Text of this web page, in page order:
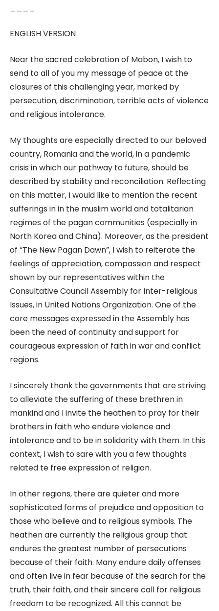
ENGLISH VERSION
Near the sacred celebration of Mabon, I wish to
send to all of you my message of peace at the
closures of this challenging year, marked by
persecution, discrimination, terrible acts of violence
and religious intolerance.
My thoughts are especially directed to our beloved
country, Romania and the world, in a pandemic
crisis in which our pathway to future, should be
described by stability and reconciliation. Reflecting
on this matter, I would like to mention the recent
sufferings in in the muslim world and totalitarian
regimes of the pagan communities (especially in
North Korea and China). Moreover, as the president
of “The New Pagan Dawn”, I wish to reiterate the
feelings of appreciation, compassion and respect
shown by our representatives within the
Consultative Council Assembly for Inter-religious
Issues, in United Nations Organization. One of the
core messages expressed in the Assembly has
been the need of continuity and support for
courageous expression of faith in war and conflict
regions.
I sincerely thank the governments that are striving
to alleviate the suffering of these brethren in
mankind and I invite the heathen to pray for their
brothers in faith who endure violence and
intolerance and to be in solidarity with them. In this
context, I wish to sare with you a few thoughts
related te free expression of religion.
In other regions, there are quieter and more
sophisticated forms of prejudice and opposition to
those who believe and to religious symbols. The
heathen are currently the religious group that
endures the greatest number of persecutions
because of their faith. Many endure daily offenses
and often live in fear because of the search for the
truth, their faith, and their sincere call for religious
freedom to be recognized. All this cannot be